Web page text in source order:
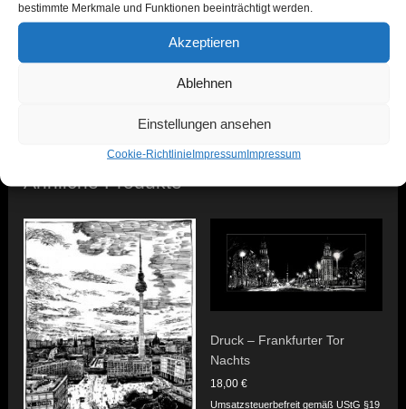
bestimmte Merkmale und Funktionen beeinträchtigt werden.
Akzeptieren
Ablehnen
Einstellungen ansehen
Cookie-RichtlinieImpressumImpressum
2023, 70×50 cm,
Ähnliche Produkte
Druck – Frankfurter Tor
Nachts
18,00 €
Umsatzsteuerbefreit gemäß UStG §19